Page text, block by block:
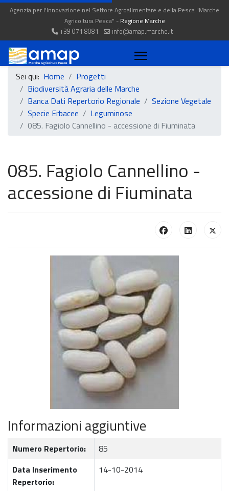
Agenzia per l'Innovazione nel Settore Agroalimentare e della Pesca "Marche
Agricoltura Pesca" - Regione Marche
+39 071 8081
info@amap.marche.it
Sei qui: Home
Progetti
Biodiversità Agraria delle Marche
Banca Dati Repertorio Regionale
Sezione Vegetale
Specie Erbacee
Leguminose
085. Fagiolo Cannellino - accessione di Fiuminata
085. Fagiolo Cannellino -
accessione di Fiuminata
Informazioni aggiuntive
Numero Repertorio:
85
Data Inserimento
Repertorio:
14-10-2014